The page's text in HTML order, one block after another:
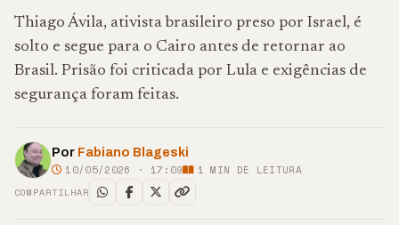
Thiago Ávila, ativista brasileiro preso por Israel, é
solto e segue para o Cairo antes de retornar ao
Brasil. Prisão foi criticada por Lula e exigências de
segurança foram feitas.
Por Fabiano Blageski
10/05/2026 · 17:09 1 MIN DE LEITURA
COMPARTILHAR